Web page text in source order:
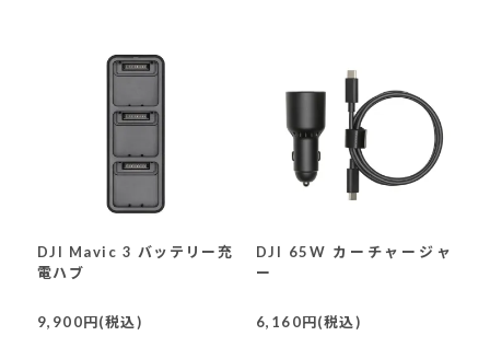
DJI Mavic 3 バッテリー充
電ハブ
9,900円(税込)
DJI 65W カーチャージャ
ー
6,160円(税込)